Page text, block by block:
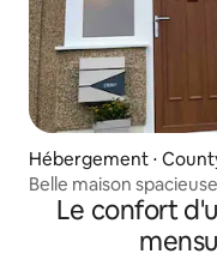
Hébergement ⋅
Belle maison
Le confort